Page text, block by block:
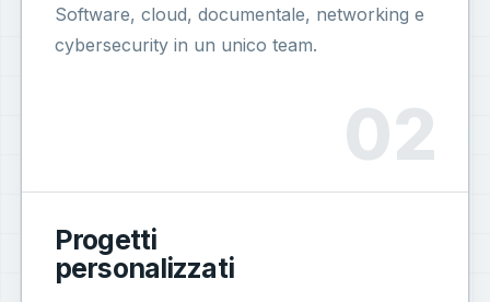
Software, cloud, documentale, networking e
cybersecurity in un unico team.
Progetti
personalizzati